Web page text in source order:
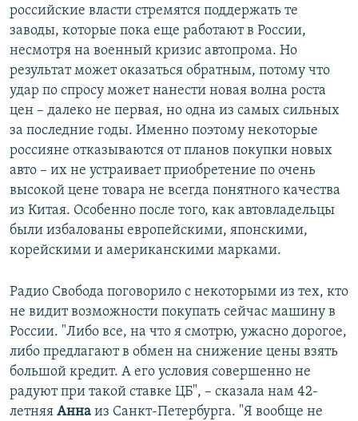
российские власти стремятся поддержать те
заводы, которые пока еще работают в России,
несмотря на военный кризис автопрома. Но
результат может оказаться обратным, потому что
удар по спросу может нанести новая волна роста
цен – далеко не первая, но одна из самых сильных
за последние годы. Именно поэтому некоторые
россияне отказываются от планов покупки новых
авто – их не устраивает приобретение по очень
высокой цене товара не всегда понятного качества
из Китая. Особенно после того, как автовладельцы
были избалованы европейскими, японскими,
корейскими и американскими марками.
Радио Свобода поговорило с некоторыми из тех, кто
не видит возможности покупать сейчас машину в
России. "Либо все, на что я смотрю, ужасно дорогое,
либо предлагают в обмен на снижение цены взять
большой кредит. А его условия совершенно не
радуют при такой ставке ЦБ", – сказала нам 42-
летняя Анна из Санкт-Петербурга. "Я вообще не